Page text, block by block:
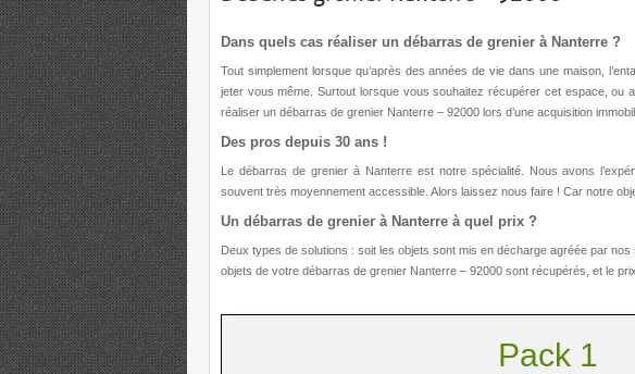
Dans quels cas réaliser un débarras de grenier à Nanterre ?
Tout simplement lorsque qu’après des années de vie dans une maison,
jeter vous même. Surtout lorsque vous souhaitez récupérer cet espace, ou
réaliser un débarras de grenier Nanterre – 92000 lors d’une acquisition
Des pros depuis 30 ans !
Le débarras de grenier à Nanterreest notre spécialité. Nous avons
souvent très moyennement accessible. Alors laissez nous faire ! Car notre
Un débarras de grenier à Nanterre à quel prix ?
Deux types de solutions : soit les objets sont mis en décharge agréée par
objets de votre débarras de grenier Nanterre – 92000 sont récupérés, et le
Pack 1